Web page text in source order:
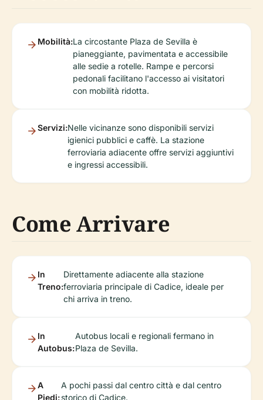
Mobilità:La circostante Plaza de Sevilla è
pianeggiante, pavimentata e accessibile
alle sedie a rotelle. Rampe e percorsi
pedonali facilitano l'accesso ai visitatori
con mobilità ridotta.
Servizi:Nelle vicinanze sono disponibili servizi
igienici pubblici e caffè. La stazione
ferroviaria adiacente offre servizi aggiuntivi
e ingressi accessibili.
Come Arrivare
In
Treno:
Direttamente adiacente alla stazione
ferroviaria principale di Cadice, ideale per
chi arriva in treno.
In
Autobus:
Autobus locali e regionali fermano in
Plaza de Sevilla.
A
Piedi:
A pochi passi dal centro città e dal centro
storico di Cadice.